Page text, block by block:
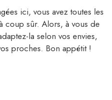
ici, vous avez toutes les
coup sûr. Alors, à vous de
la selon vos envies,
proches. Bon appétit !